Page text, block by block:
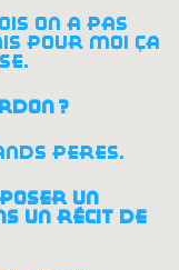
on a pas
pour moi ça
?
pères.
un
un récit de